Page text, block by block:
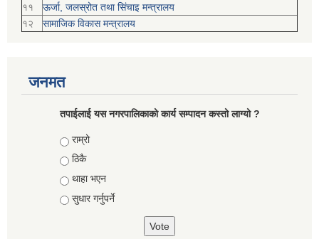
११
ऊर्जा, जलस्रोत तथा सिंचाइ मन्त्रालय
१२
सामाजिक विकास मन्‍‍त्रालय
जनमत
तपाईलाई यस नगरपालिकाको कार्य सम्पादन कस्तो लाग्यो ?
Choices
राम्रो
ठिकै
थाहा भएन
सुधार गर्नुपर्ने